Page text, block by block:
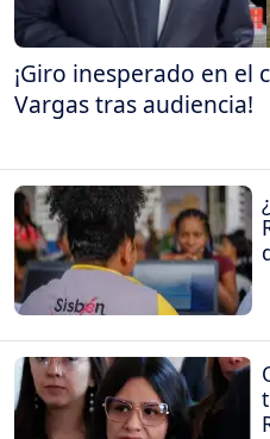
¡Giro inesperado en el
Vargas tras audiencia!